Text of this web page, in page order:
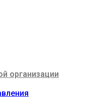
организации